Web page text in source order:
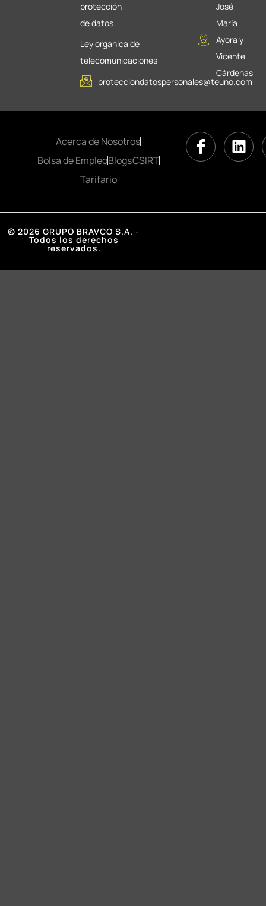
protección
de datos
Ley organica de
telecomunicaciones
protecciondatospersonales@teuno.com
José
María
Ayora y
Vicente
Cárdenas
Acerca de Nosotros
Bolsa de EmpleoBlogsCSIRT
Tarifario
© 2026 GRUPO BRAVCO S.A. -
Todos los derechos
reservados.